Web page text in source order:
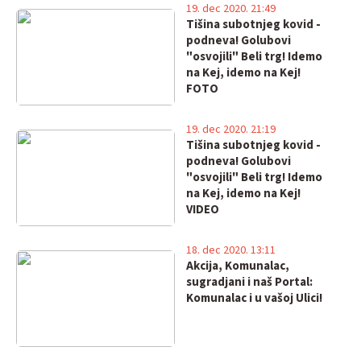
Tišina subotnjeg kovid -
podneva! Golubovi
"osvojili" Beli trg! Idemo
na Kej, idemo na Kej!
FOTO
19. dec 2020. 21:49
Tišina subotnjeg kovid -
podneva! Golubovi
"osvojili" Beli trg! Idemo
na Kej, idemo na Kej!
VIDEO
19. dec 2020. 21:19
Akcija, Komunalac,
sugradjani i naš Portal:
Komunalac i u vašoj Ulici!
18. dec 2020. 13:11